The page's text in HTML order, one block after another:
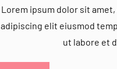
Lorem ipsum dolor sit
adipiscing elit eiusmod
ut labore et